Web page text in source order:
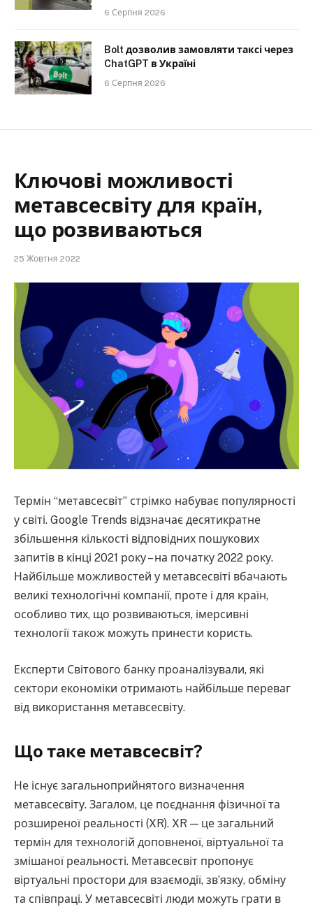
6 Серпня 2026
Bolt дозволив замовляти таксі через
ChatGPT в Україні
6 Серпня 2026
Ключові можливості
метавсесвіту для країн,
що розвиваються
25 Жовтня 2022
Термін “метавсесвіт” стрімко набуває популярності
у світі. Google Trends відзначає десятикратне
збільшення кількості відповідних пошукових
запитів в кінці 2021 року – на початку 2022 року.
Найбільше можливостей у метавсесвіті вбачають
великі технологічні компанії, проте і для країн,
особливо тих, що розвиваються, імерсивні
технології також можуть принести користь.
Експерти Світового банку проаналізували, які
сектори економіки отримають найбільше переваг
від використання метавсесвіту.
Що таке метавсесвіт?
Не існує загальноприйнятого визначення
метавсесвіту. Загалом, це поєднання фізичної та
розширеної реальності (XR). XR — це загальний
термін для технологій доповненої, віртуальної та
змішаної реальності. Метавсесвіт пропонує
віртуальні простори для взаємодії, зв’язку, обміну
та співпраці. У метавсесвіті люди можуть грати в